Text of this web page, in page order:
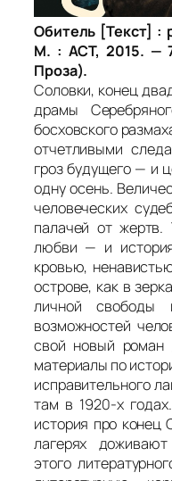
Обитель [Текст] :
М. : АСТ, 2015. —
Проза).
Соловки, конец
драмы
босховского
отчетливыми
гроз будущего — и
одну осень.
человеческих
палачей от жертв.
любви — и
кровью,
острове, как в
личной свободы
возможностей
свой новый роман
материалы по
исправительного
там в 1920-х
история про конец
лагерях
этого